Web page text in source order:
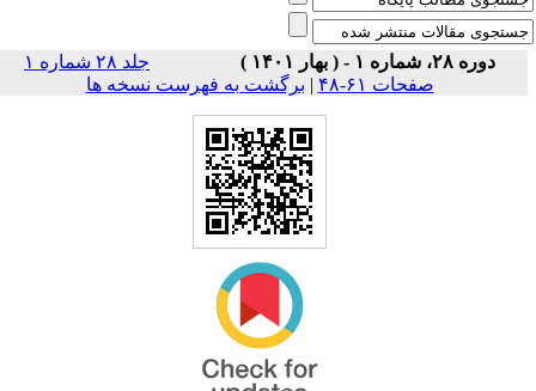
دوره ۲۸، شماره ۱ - ( بهار ۱۴۰۱ )
جلد ۲۸ شماره ۱
صفحات ۶۱-۴۸
|برگشت به فهرست نسخه ها